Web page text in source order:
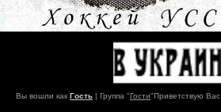
Вы вошли как Гость | Группа "Гости"Приветствую Вас